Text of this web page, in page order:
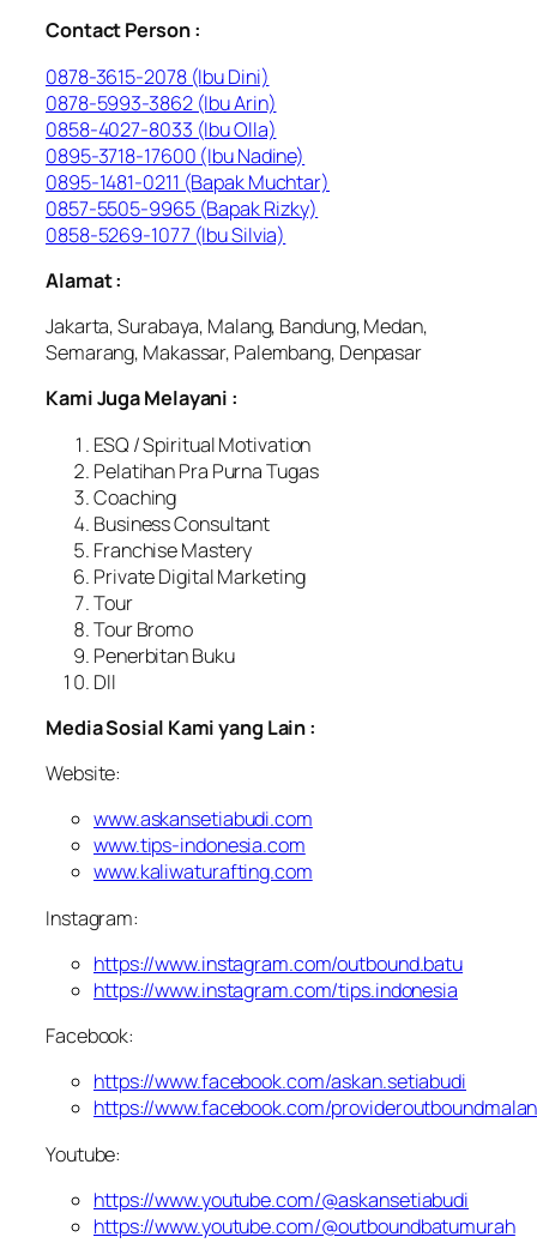
Contact Person :
0878-3615-2078 (Ibu Dini)
0878-5993-3862 (Ibu Arin)
0858-4027-8033 (Ibu Olla)
0895-3718-17600 (Ibu Nadine)
0895-1481-0211 (Bapak Muchtar)
0857-5505-9965 (Bapak Rizky)
0858-5269-1077 (Ibu Silvia)
Alamat :
Jakarta, Surabaya, Malang, Bandung, Medan,
Semarang, Makassar, Palembang, Denpasar
Kami Juga Melayani :
ESQ / Spiritual Motivation
Pelatihan Pra Purna Tugas
Coaching
Business Consultant
Franchise Mastery
Private Digital Marketing
Tour
Tour Bromo
Penerbitan Buku
Dll
Media Sosial Kami yang Lain :
Website:
www.askansetiabudi.com
www.tips-indonesia.com
www.kaliwaturafting.com
Instagram:
https://www.instagram.com/outbound.batu
https://www.instagram.com/tips.indonesia
Facebook:
https://www.facebook.com/askan.setiabudi
https://www.facebook.com/
Youtube:
https://www.youtube.com/@askansetiabudi
https://www.youtube.com/@outboundbatumurah